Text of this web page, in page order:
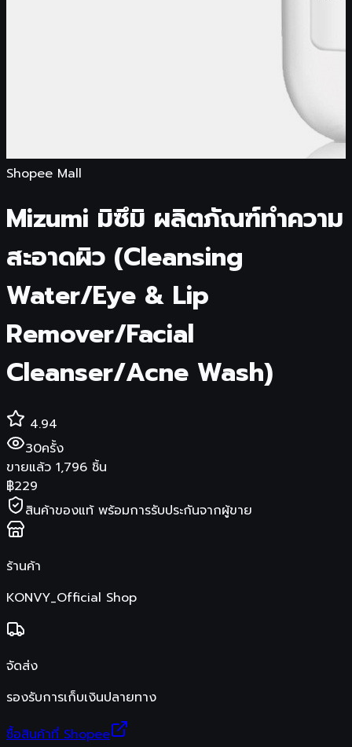
Shopee Mall
Mizumi มิซึมิ ผลิตภัณฑ์ทำความ
สะอาดผิว (Cleansing
Water/Eye & Lip
Remover/Facial
Cleanser/Acne Wash)
4.94
30ครั้ง
ขายแล้ว 1,796 ชิ้น
฿229
สินค้าของแท้ พร้อมการรับประกันจากผู้ขาย
ร้านค้า
KONVY_Official Shop
จัดส่ง
รองรับการเก็บเงินปลายทาง
ซื้อสินค้าที่ Shopee